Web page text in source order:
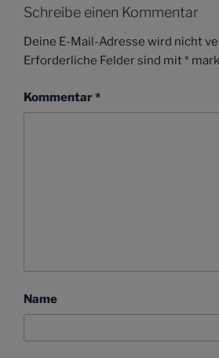
Schreibe einen Kommentar
Deine E-Mail-Adresse wird nicht
Erforderliche Felder sind mit*
Kommentar*
Name